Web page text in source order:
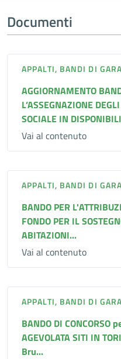
Documenti
APPALTI, BANDI DI
AGGIORNAMENTO
L’ASSEGNAZIONE
SOCIALE IN
Vai al contenuto
APPALTI, BANDI DI
BANDO PER
FONDO PER IL
ABITAZIONI...
Vai al contenuto
APPALTI, BANDI DI
BANDO DI CONCORSO
AGEVOLATA SITI IN
Bru...